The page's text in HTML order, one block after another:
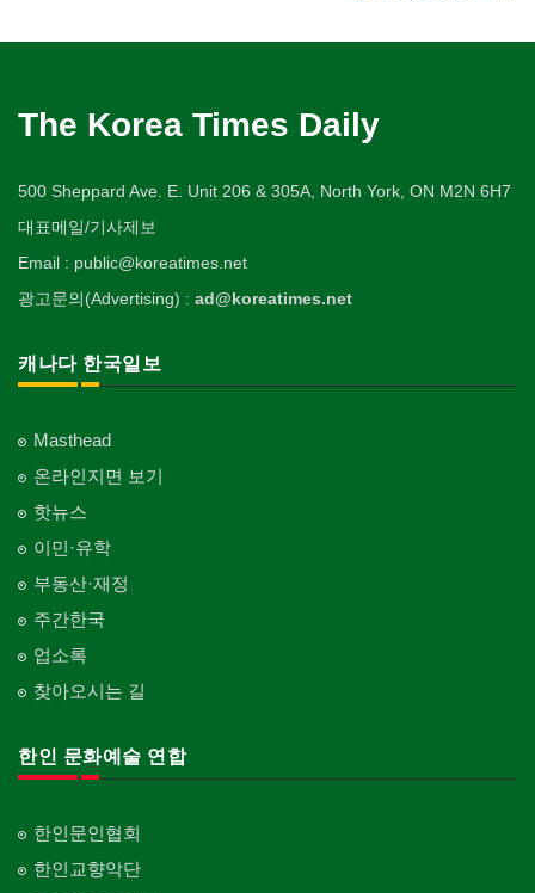
The Korea Times Daily
500 Sheppard Ave. E. Unit 206 & 305A, North York, ON M2N 6H7
대표메일/기사제보
Email : public@koreatimes.net
광고문의(Advertising) : ad@koreatimes.net
캐나다 한국일보
Masthead
온라인지면 보기
핫뉴스
이민·유학
부동산·재정
주간한국
업소록
찾아오시는 길
한인 문화예술 연합
한인문인협회
한인교향악단